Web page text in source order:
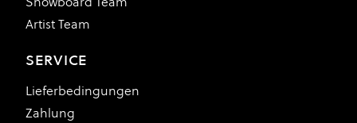
Artist Team
SERVICE
Lieferbedingungen
Zahlung